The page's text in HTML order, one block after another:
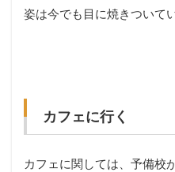
姿は今でも目に焼きついて
カフェに行く
カフェに関しては、予備校